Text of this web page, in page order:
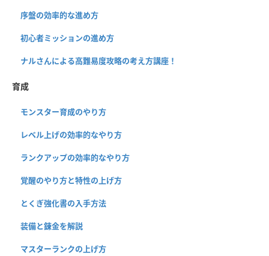
序盤の効率的な進め方
初心者ミッションの進め方
ナルさんによる高難易度攻略の考え方講座！
育成
モンスター育成のやり方
レベル上げの効率的なやり方
ランクアップの効率的なやり方
覚醒のやり方と特性の上げ方
とくぎ強化書の入手方法
装備と錬金を解説
マスターランクの上げ方